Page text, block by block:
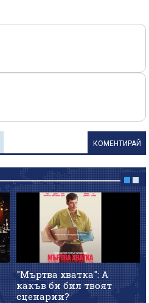
КОМЕНТИРАЙ
"Мъртва хватка": А
какъв би бил твоят
сценарии?